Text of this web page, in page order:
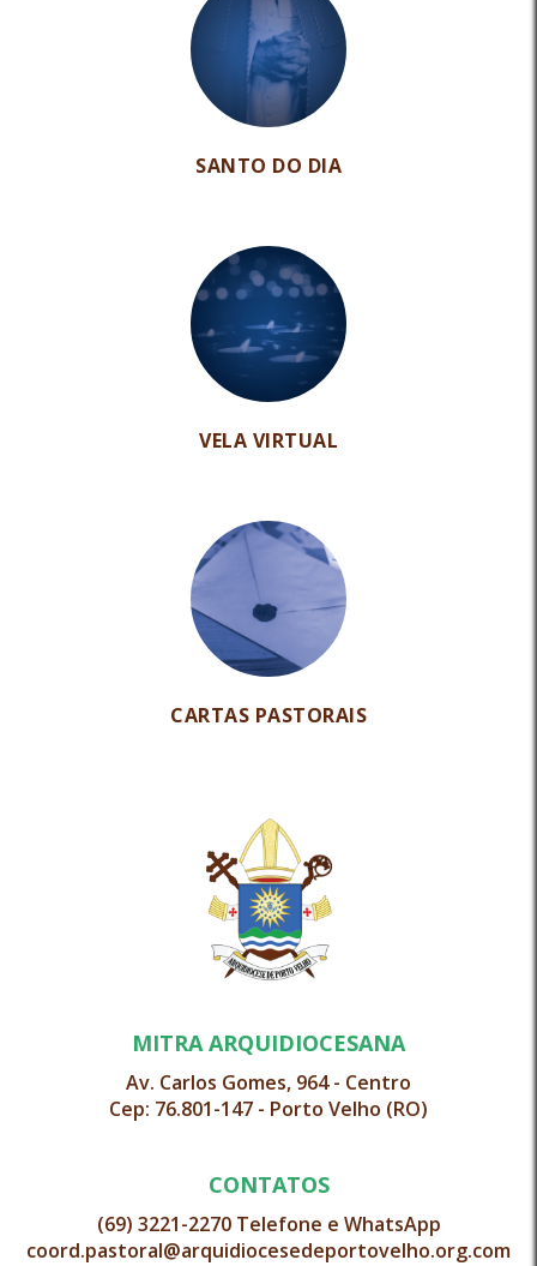
SANTO DO DIA
VELA VIRTUAL
CARTAS PASTORAIS
MITRA ARQUIDIOCESANA
Av. Carlos Gomes, 964 - Centro
Cep: 76.801-147 - Porto Velho (RO)
CONTATOS
(69) 3221-2270 Telefone e WhatsApp
coord.pastoral@arquidiocesedeportovelho.org.com